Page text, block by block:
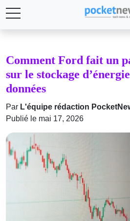
Comment Ford fait un
sur le stockage
données
Par L'équipe rédaction
Publié le mai 17, 2026